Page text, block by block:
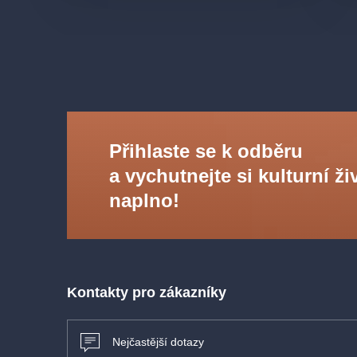
Přihlaste se k odběru
a vychutnejte si kulturní
naplno!
Kontakty pro zákazníky
Nejčastější dotazy